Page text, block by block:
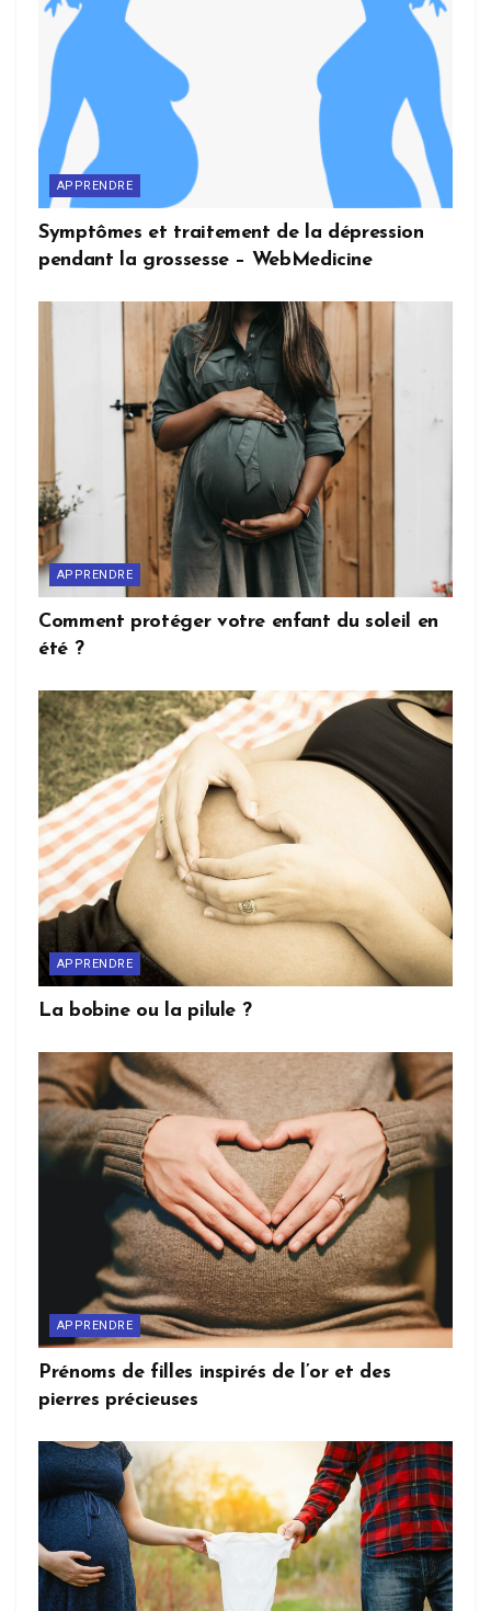
APPRENDRE
Symptômes et traitement de la dépression
pendant la grossesse – WebMedicine
APPRENDRE
Comment protéger votre enfant du soleil en
été ?
APPRENDRE
La bobine ou la pilule ?
APPRENDRE
Prénoms de filles inspirés de l’or et des
pierres précieuses